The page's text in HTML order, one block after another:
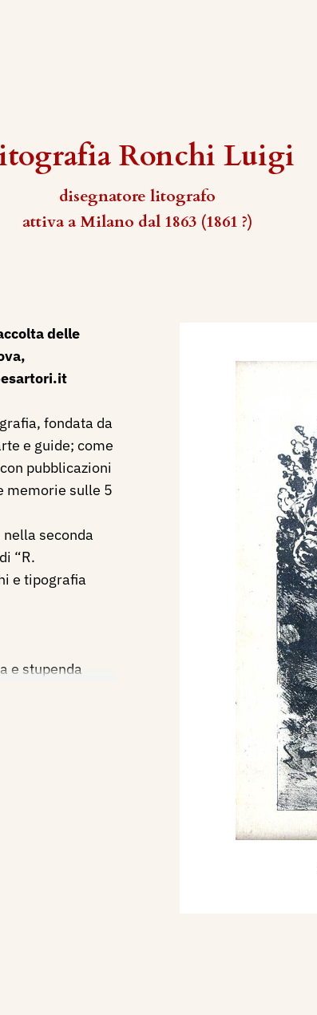
Ronchi Luigi
disegnatore litografo
attiva a Milano dal 1863 (1861 ?)
delle
fondata da
e guide; come
pubblicazioni
memorie sulle 5
seconda
“R.
e tipografia
e stupenda
stampata a